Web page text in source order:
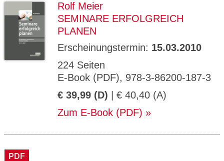
Rolf Meier
SEMINARE ERFOLGREICH
PLANEN
Erscheinungstermin: 15.03.2010
224 Seiten
E-Book (PDF), 978-3-86200-187-3
€ 39,99 (D) | € 40,40 (A)
Zum E-Book (PDF)
PDF